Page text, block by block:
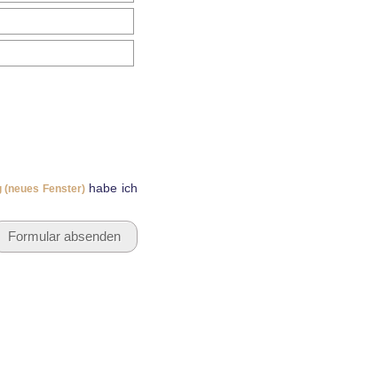
(neues Fenster)habe ich